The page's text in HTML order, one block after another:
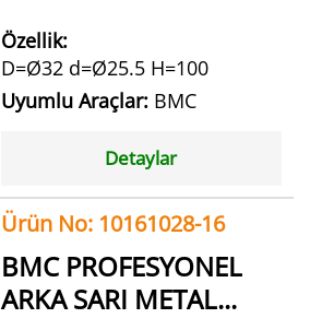
Özellik:
D=Ø32 d=Ø25.5 H=100
Uyumlu Araçlar: BMC
Detaylar
Ürün No: 10161028-16
BMC PROFESYONEL
ARKA SARI METAL...